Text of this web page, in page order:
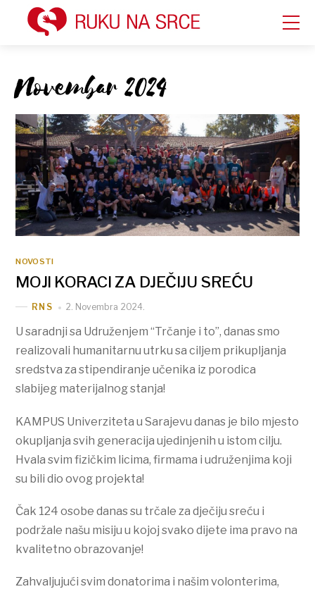
Novembar 2024
NOVOSTI
MOJI KORACI ZA DJEČIJU SREĆU
RNS 2. Novembra 2024.
U saradnji sa Udruženjem “Trčanje i to”, danas smo
realizovali humanitarnu utrku sa ciljem prikupljanja
sredstva za stipendiranje učenika iz porodica
slabijeg materijalnog stanja!
KAMPUS Univerziteta u Sarajevu danas je bilo mjesto
okupljanja svih generacija ujedinjenih u istom cilju.
Hvala svim fizičkim licima, firmama i udruženjima koji
su bili dio ovog projekta!
Čak 124 osobe danas su trčale za dječiju sreću i
podržale našu misiju u kojoj svako dijete ima pravo na
kvalitetno obrazovanje!
Zahvaljujući svim donatorima i našim volonterima,